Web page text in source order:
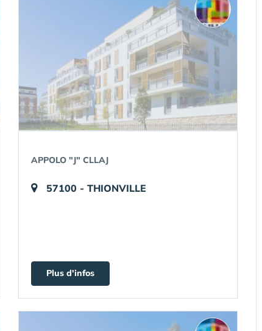
APPOLO "J" CLLAJ
57100 - THIONVILLE
Plus d'infos